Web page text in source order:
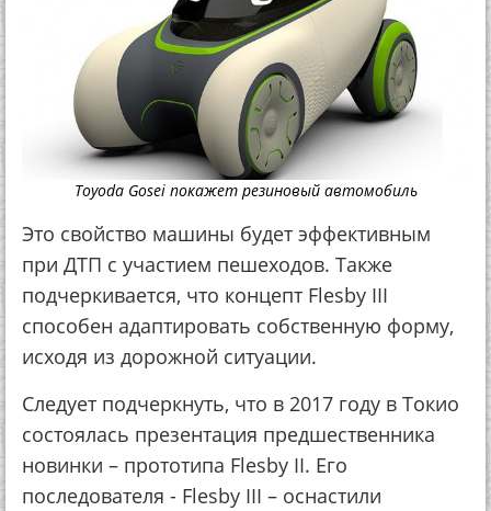
Toyoda Gosei покажет резиновый автомобиль
Это свойство машины будет эффективным
при ДТП с участием пешеходов. Также
подчеркивается, что концепт Flesby III
способен адаптировать собственную форму,
исходя из дорожной ситуации.
Следует подчеркнуть, что в 2017 году в Токио
состоялась презентация предшественника
новинки – прототипа Flesby II. Его
последователя - Flesby III – оснастили